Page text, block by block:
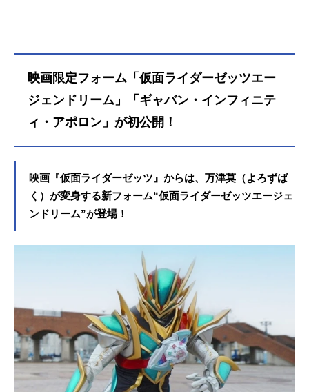
うために戦ってきた男が、世界から
非難されている現状は見過ごせな
ダー夢現”に辿り着く！莫＝ゼッツと
な力に二人は徐々に追い詰められて
いく……。やがて、夢現が企んでい
る、恐ろしい計画が明らかになろう
とした時、莫が選択する非情な決
は……？すべてが少しずつおかしな
世界で、壊れていく莫と小鷹の――
そして人...
映画限定フォーム「仮面ライダーゼッツエー
ジェンドリーム」「ギャバン・インフィニテ
ィ・アポロン」が初公開！
映画『仮面ライダーゼッツ』からは、万津莫（よろずば
く）が変身する新フォーム“仮面ライダーゼッツエージェ
ンドリーム”が登場！